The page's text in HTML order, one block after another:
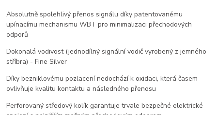
Absolutně spolehlivý přenos signálu díky patentovanému
upínacímu mechanismu WBT pro minimalizaci přechodových
odporů
Dokonalá vodivost (jednodílný signální vodič vyrobený z jemného
stříbra) - Fine Silver
Díky bezniklovému pozlacení nedochází k oxidaci, která časem
ovlivňuje kvalitu kontaktu a následného přenosu
Perforovaný středový kolík garantuje trvale bezpečné elektrické